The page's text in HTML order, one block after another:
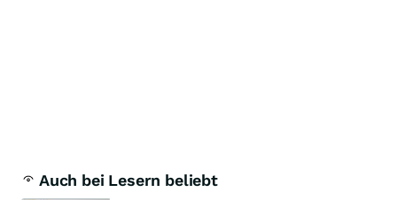
Auch bei Lesern beliebt